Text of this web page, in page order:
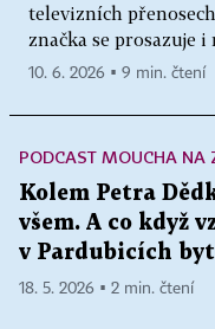
televizních
značka se prosazuje
10. 6. 2026 ▪ 9 min. čtení
PODCAST MOUCHA NA
Kolem Petra
všem. A co když
v Pardubicích
18. 5. 2026 ▪ 2 min. čtení